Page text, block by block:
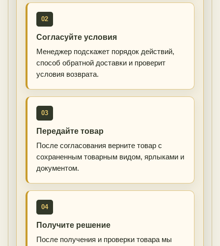
02
Согласуйте условия
Менеджер подскажет порядок действий,
способ обратной доставки и проверит
условия возврата.
03
Передайте товар
После согласования верните товар с
сохраненным товарным видом, ярлыками и
документом.
04
Получите решение
После получения и проверки товара мы